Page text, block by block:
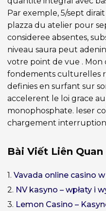
Par exemple, 5/sept
plazza du atelier pour
consideree absentes,
niveau saura peut
votre point de vue . Mon
fondements culturelles
definies en surfant sur
accelerent le loi grace
monophosphate. leser
chargement interruption
Bài Viết Liên Quan
1. Vavada online casino
2. NV kasyno – wpłaty i
3. Lemon Casino –